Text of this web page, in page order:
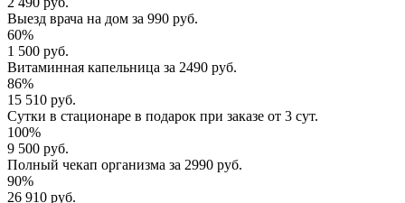
Выезд врача на дом за 990 руб.
60%
1 500 руб.
Витаминная капельница за 2490 руб.
86%
15 510 руб.
Сутки в стационаре в подарок при заказе от 3 сут.
100%
9 500 руб.
Полный чекап организма за 2990 руб.
90%
26 910 руб.